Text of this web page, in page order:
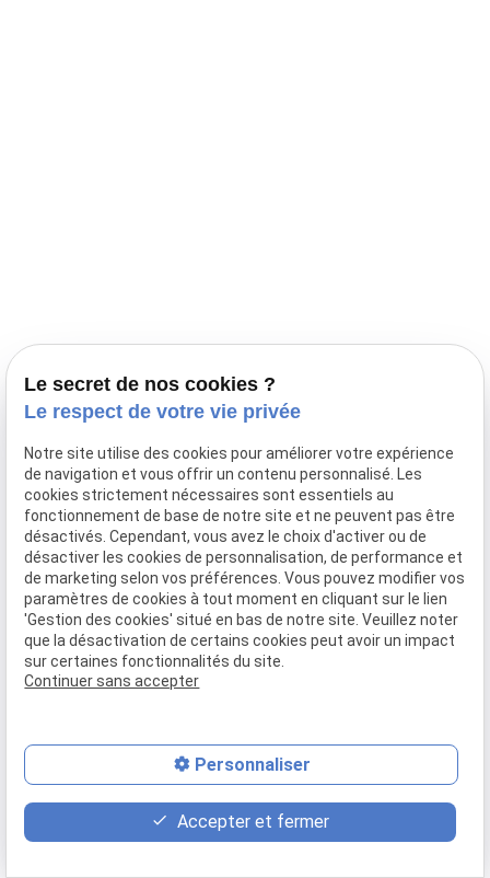
place
Plan d'accès
contact_page
Contact
phone
04 37 28 61 56
Le secret de nos cookies ?
Le respect de votre vie privée
Notre site utilise des cookies pour améliorer votre expérience
de navigation et vous offrir un contenu personnalisé. Les
cookies strictement nécessaires sont essentiels au
fonctionnement de base de notre site et ne peuvent pas être
désactivés. Cependant, vous avez le choix d'activer ou de
désactiver les cookies de personnalisation, de performance et
de marketing selon vos préférences. Vous pouvez modifier vos
paramètres de cookies à tout moment en cliquant sur le lien
'Gestion des cookies' situé en bas de notre site. Veuillez noter
que la désactivation de certains cookies peut avoir un impact
sur certaines fonctionnalités du site.
Continuer sans accepter
Personnaliser
Accepter et fermer